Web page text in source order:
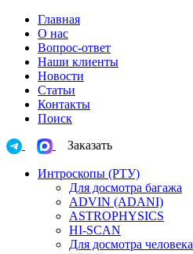
Главная
О нас
Вопрос-ответ
Наши клиенты
Новости
Статьи
Контакты
Поиск
Заказать
Интроскопы (РТУ)
Для досмотра багажа
ADVIN (ADANI)
ASTROPHYSICS
HI-SCAN
Для досмотра человека